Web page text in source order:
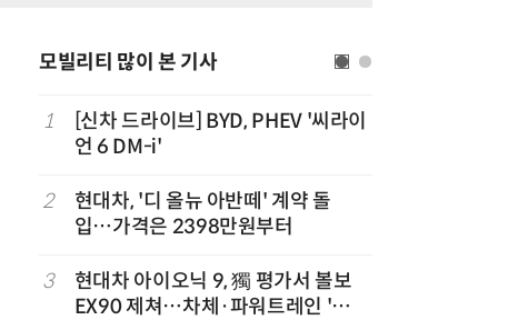
모빌리티 많이 본 기사
1
[신차 드라이브] BYD, PHEV '씨라이
언 6 DM-i'
2
현대차, '디 올뉴 아반떼' 계약 돌
입…가격은 2398만원부터
3
현대차 아이오닉 9, 獨 평가서 볼보
EX90 제쳐…차체·파워트레인 '우